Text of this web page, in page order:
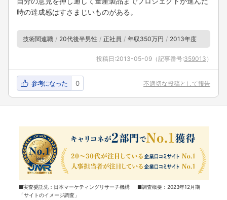
時の達成感はすさまじいものがある。
技術関連職 20代後半男性 正社員 年収350万円 2013年度
投稿日:2013-05-09 （記事番号:359013 ）
参考になった 0 不適切な投稿として報告
■実査委託先：日本マーケティングリサーチ機構 ■調査概要：2023年12月期
「サイトのイメージ調査」